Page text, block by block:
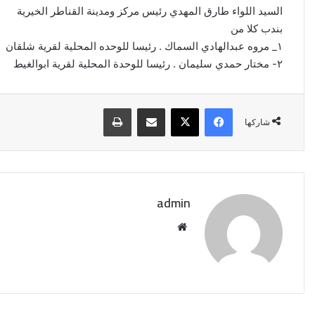
السيد اللواء طارق المهدي رئيس مركز ومدينة القناطر الخيرية
بندب كلا من
١_ مروه عبدالهادي السماك . رئيسا للوحده المحلية لقرية شلقان
٢- مختار حمدي سليمان . رئيسا للوحدة المحلية لقرية ابوالغيط
شاركها
فيسبوك ‫X مشاركة عبر البريد طباعة
admin